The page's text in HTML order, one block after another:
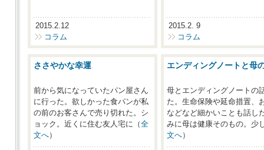
2015.2.12
コラム
2015.2. 9
コラム
ささやかな幸運
前から気になっていたパン屋さん
に行った。欲しかった食パンが私
の前のお客さんで売り切れた。シ
ョック。近くに住む友人宅に（全
文へ）
エンディングノートと母
母とエンディングノートの
た。生命保険や延命措置、
などなど細かいことも話し
みに母は健康そのもの。少
文へ）